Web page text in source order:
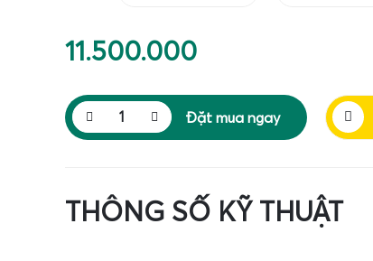
11.500.000
Đặt mua ngay
THÔNG SỐ KỸ THUẬT